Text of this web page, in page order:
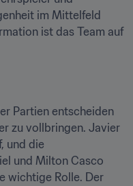
im Mittelfeld
ist das Team auf
Partien entscheiden
zu vollbringen. Javier
und die
und Milton Casco
wichtige Rolle. Der